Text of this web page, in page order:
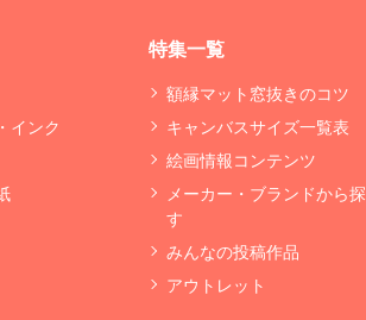
インク
特集一覧
額縁マット窓抜きのコツ
キャンバスサイズ一覧表
絵画情報コンテンツ
メーカー・ブランドから探
す
みんなの投稿作品
アウトレット